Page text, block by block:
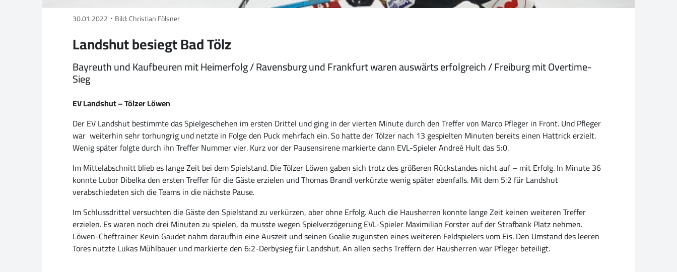
30.01.2022 Bild: Christian Fölsner
Landshut besiegt Bad Tölz
Bayreuth und Kaufbeuren mit Heimerfolg / Ravensburg und Frankfurt waren auswärts erfolgreich / Freiburg mit Overtime-
Sieg
EV Landshut – Tölzer Löwen
Der EV Landshut bestimmte das Spielgeschehen im ersten Drittel und ging in der vierten Minute durch den Treffer von Marco Pfleger in Front. Und Pfleger
war weiterhin sehr torhungrig und netzte in Folge den Puck mehrfach ein. So hatte der Tölzer nach 13 gespielten Minuten bereits einen Hattrick erzielt.
Wenig später folgte durch ihn Treffer Nummer vier. Kurz vor der Pausensirene markierte dann EVL-Spieler Andreé Hult das 5:0.
Im Mittelabschnitt blieb es lange Zeit bei dem Spielstand. Die Tölzer Löwen gaben sich trotz des größeren Rückstandes nicht auf – mit Erfolg. In Minute 36
konnte Lubor Dibelka den ersten Treffer für die Gäste erzielen und Thomas Brandl verkürzte wenig später ebenfalls. Mit dem 5:2 für Landshut
verabschiedeten sich die Teams in die nächste Pause.
Im Schlussdrittel versuchten die Gäste den Spielstand zu verkürzen, aber ohne Erfolg. Auch die Hausherren konnte lange Zeit keinen weiteren Treffer
erzielen. Es waren noch drei Minuten zu spielen, da musste wegen Spielverzögerung EVL-Spieler Maximilian Forster auf der Strafbank Platz nehmen.
Löwen-Cheftrainer Kevin Gaudet nahm daraufhin eine Auszeit und seinen Goalie zugunsten eines weiteren Feldspielers vom Eis. Den Umstand des leeren
Tores nutzte Lukas Mühlbauer und markierte den 6:2-Derbysieg für Landshut. An allen sechs Treffern der Hausherren war Pfleger beteiligt.